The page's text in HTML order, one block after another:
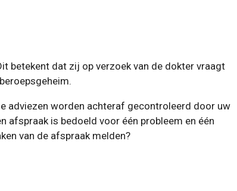
betekent dat zij op verzoek van de dokter vraagt
geldt een beroepsgeheim.
adviezen worden achteraf gecontroleerd door uw
afspraak is bedoeld voor één probleem en één
van de afspraak melden?